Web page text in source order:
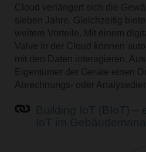
Cloud verlängert sich die
sieben Jahre. Gleichzeitig
weitere Vorteile. Mit einem
Valve in der Cloud können
mit den Daten interagieren.
Eigentümer der Geräte einen
Abrechnungs- oder